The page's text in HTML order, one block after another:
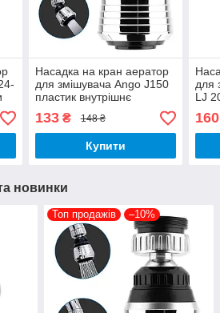
Насадка на кран аератор
для змішувача Ango J150
пластик внутрішнє
перехідником на М24
133₴ 148 ₴
Купити
для
LJ
160
новинки
Топ продажів –10%